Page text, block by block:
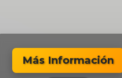
Más Información
Más Información
Más Información